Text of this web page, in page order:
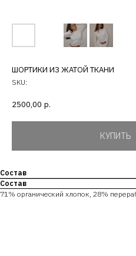
ШОРТИКИ ИЗ ЖАТОЙ ТКАНИ
SKU:
2500,00 р.
КУПИТЬ
Состав
Состав
71% органический хлопок, 28%